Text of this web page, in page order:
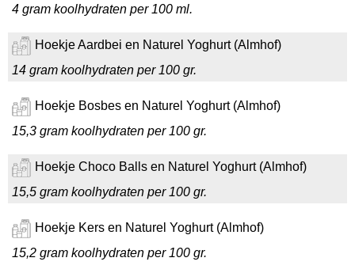
4 gram koolhydraten per 100 ml.
Hoekje Aardbei en Naturel Yoghurt (Almhof)
14 gram koolhydraten per 100 gr.
Hoekje Bosbes en Naturel Yoghurt (Almhof)
15,3 gram koolhydraten per 100 gr.
Hoekje Choco Balls en Naturel Yoghurt (Almhof)
15,5 gram koolhydraten per 100 gr.
Hoekje Kers en Naturel Yoghurt (Almhof)
15,2 gram koolhydraten per 100 gr.